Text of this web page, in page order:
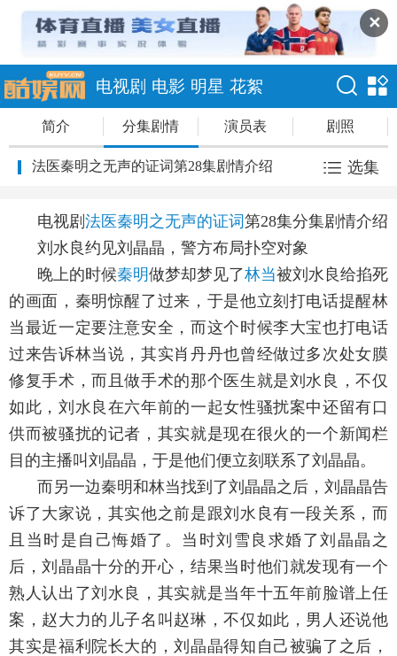
✕
电视剧 电影 明星 花絮
简介 分集剧情 演员表 剧照
法医秦明之无声的证词第28集剧情介绍 选集
电视剧 法医秦明之无声的证词第28集分集剧情介绍
刘水良约见刘晶晶，警方布局扑空对象
晚上的时候秦明做梦却梦见了林当被刘水良给掐死
的画面，秦明惊醒了过来，于是他立刻打电话提醒林
当最近一定要注意安全，而这个时候李大宝也打电话
过来告诉林当说，其实肖丹丹也曾经做过多次处女膜
修复手术，而且做手术的那个医生就是刘水良，不仅
如此，刘水良在六年前的一起女性骚扰案中还留有口
供而被骚扰的记者，其实就是现在很火的一个新闻栏
目的主播叫刘晶晶，于是他们便立刻联系了刘晶晶。
而另一边秦明和林当找到了刘晶晶之后，刘晶晶告
诉了大家说，其实他之前是跟刘水良有一段关系，而
且当时是自己悔婚了。当时刘雪良求婚了刘晶晶之
后，刘晶晶十分的开心，结果当时他们就发现有一个
熟人认出了刘水良，其实就是当年十五年前脸谱上任
案，赵大力的儿子名叫赵琳，不仅如此，男人还说他
其实是福利院长大的，刘晶晶得知自己被骗了之后，